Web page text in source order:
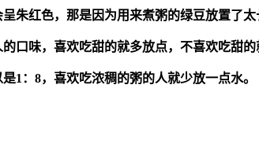
朱红色，那是因为用来煮粥的绿豆放置了太
口味，喜欢吃甜的就多放点，不喜欢吃甜的
1：8，喜欢吃浓稠的粥的人就少放一点水。